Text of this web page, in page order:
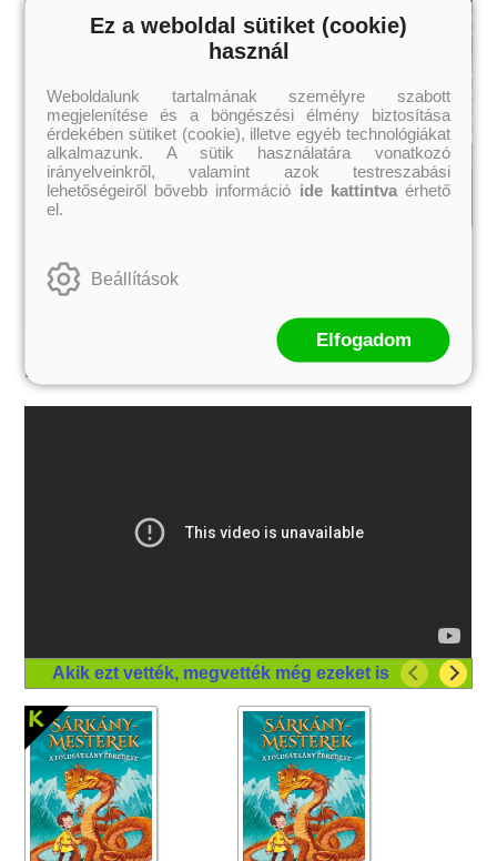
Kapcsolódó média
Akik ezt vették, megvették még ezeket is
Ez a weboldal sütiket (cookie)
használ
Weboldalunk tartalmának személyre szabott
megjelenítése és a böngészési élmény biztosítása
érdekében sütiket (cookie), illetve egyéb technológiákat
alkalmazunk. A sütik használatára vonatkozó
irányelveinkről, valamint azok testreszabási
lehetőségeiről bővebb információ ide kattintvaérhető
el.
Beállítások
Elfogadom